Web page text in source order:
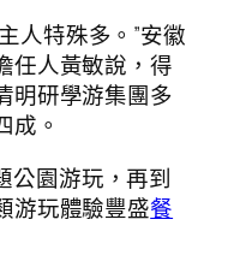
人特殊多。”安徽
任人黃敏說，得
明研學游集團多
成。
公園游玩，再到
游玩體驗豐盛餐